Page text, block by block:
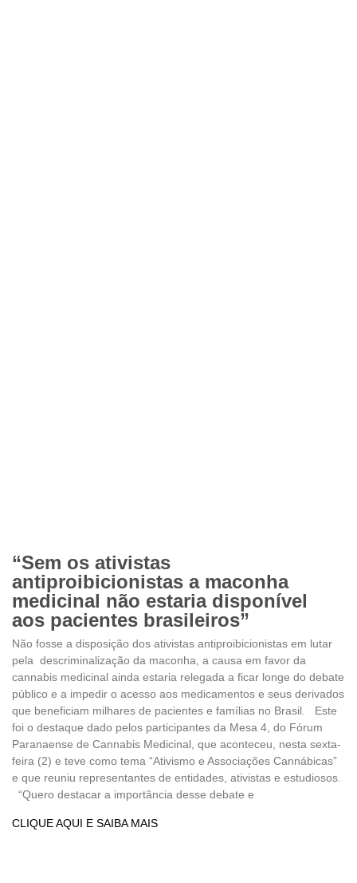
“Sem os ativistas
antiproibicionistas a maconha
medicinal não estaria disponível
aos pacientes brasileiros”
Não fosse a disposição dos ativistas antiproibicionistas em lutar
pela descriminalização da maconha, a causa em favor da
cannabis medicinal ainda estaria relegada a ficar longe do debate
público e a impedir o acesso aos medicamentos e seus derivados
que beneficiam milhares de pacientes e famílias no Brasil. Este
foi o destaque dado pelos participantes da Mesa 4, do Fórum
Paranaense de Cannabis Medicinal, que aconteceu, nesta sexta-
feira (2) e teve como tema “Ativismo e Associações Cannábicas”
e que reuniu representantes de entidades, ativistas e estudiosos.
“Quero destacar a importância desse debate e
CLIQUE AQUI E SAIBA MAIS